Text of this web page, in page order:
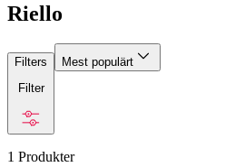
Riello
Filters
Filter
Mest populärt
1 Produkter